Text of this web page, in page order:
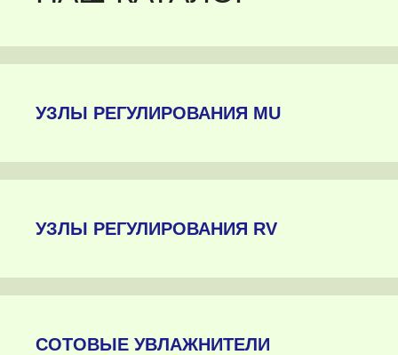
УЗЛЫ РЕГУЛИРОВАНИЯ MU
УЗЛЫ РЕГУЛИРОВАНИЯ RV
СОТОВЫЕ УВЛАЖНИТЕЛИ